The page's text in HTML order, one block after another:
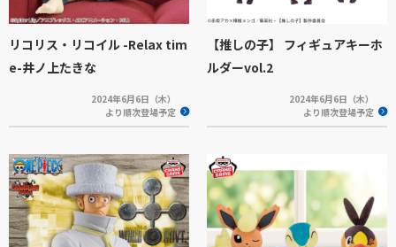
リコリス・リコイル -Relax tim
e-井ノ上たきな
2024年6月6日（木）
より順次登場予定
【推しの子】 フィギュアキーホ
ルダーvol.2
2024年6月6日（木）
より順次登場予定